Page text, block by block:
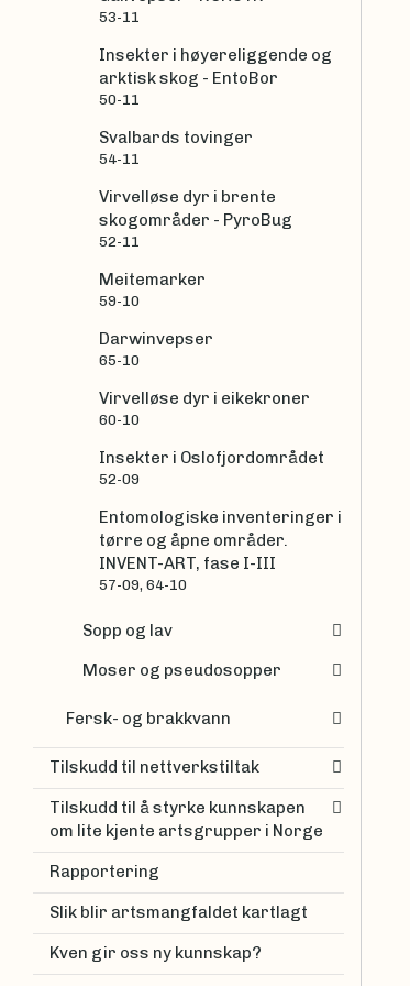
53-11
Insekter i høyereliggende og
arktisk skog - EntoBor
50-11
Svalbards tovinger
54-11
Virvelløse dyr i brente
skogområder - PyroBug
52-11
Meitemarker
59-10
Darwinvepser
65-10
Virvelløse dyr i eikekroner
60-10
Insekter i Oslofjordområdet
52-09
Entomologiske inventeringer i
tørre og åpne områder.
INVENT-ART, fase I-III
57-09, 64-10
Sopp og lav
Moser og pseudosopper
Fersk- og brakkvann
Tilskudd til nettverkstiltak
Tilskudd til å styrke kunnskapen
om lite kjente artsgrupper i Norge
Rapportering
Slik blir artsmangfaldet kartlagt
Kven gir oss ny kunnskap?